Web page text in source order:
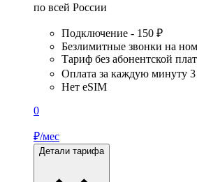
по всей России
Подключение - 150 ₽
Безлимитные звонки на
Тариф без абонентской
Оплата за каждую минуту
Нет eSIM
0
₽/мес
Детали тарифа